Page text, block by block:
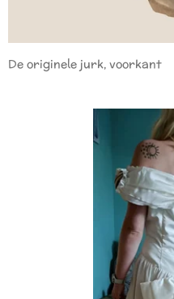
De originele jurk, voorkant